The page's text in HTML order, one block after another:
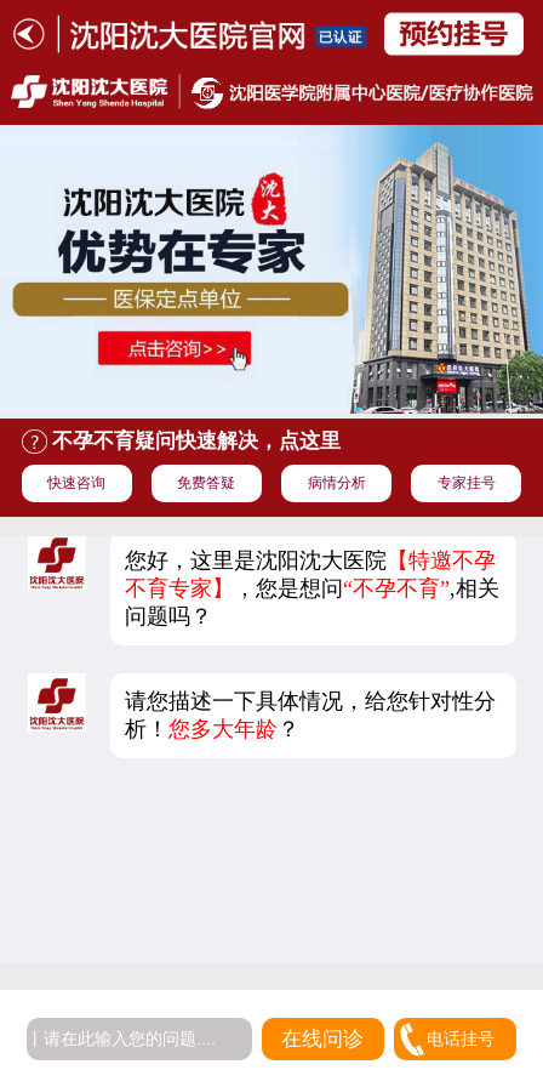
不孕不育疑问快速解决，点这里
快速咨询 免费答疑 病情分析 专家挂号
您好，这里是沈阳沈大医院 【特邀不孕
不育专家】
，您是想问“不孕不育”,相关
问题吗？
请您描述一下具体情况，给您针对性分
析！您多大年龄 ？
在线问诊 电话挂号